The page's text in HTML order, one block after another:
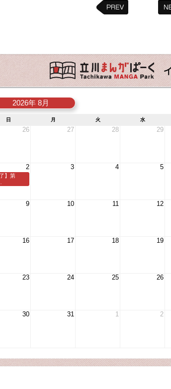
2026年 8月
】第
日 月 火 水
26 27 28 29
2 3 4 5
9 10 11 12
16 17 18 19
23 24 25 26
30 31 1 2